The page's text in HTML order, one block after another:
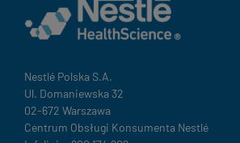
Nestlé Polska S.A.
Ul. Domaniewska 32
02-672 Warszawa
Centrum Obsługi Konsumenta Nestlé